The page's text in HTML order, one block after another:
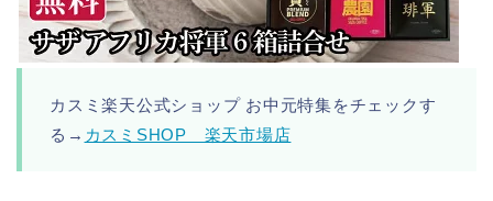
カスミ楽天公式ショップ お中元特集をチェックす
る→ カスミSHOP 楽天市場店